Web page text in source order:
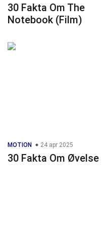
30 Fakta Om The
Notebook (Film)
MOTION 24 apr 2025
30 Fakta Om Øvelse